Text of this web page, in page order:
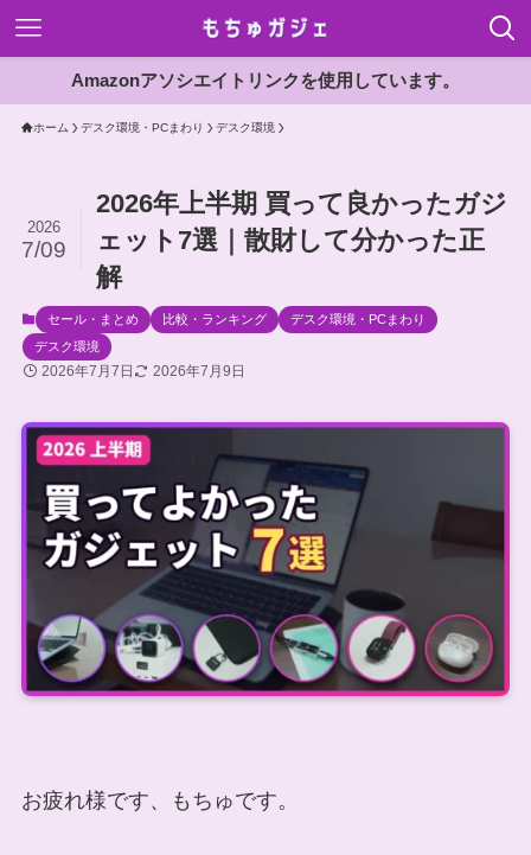
Amazonアソシエイトリンクを使用しています。
ホーム デスク環境・PCまわり デスク環境
2026年上半期 買って良かったガジ
ェット7選｜散財して分かった正
解
2026
7/09
セール・まとめ 比較・ランキング
デスク環境・PCまわり
デスク環境
2026年7月7日 2026年7月9日
お疲れ様です、もちゅです。